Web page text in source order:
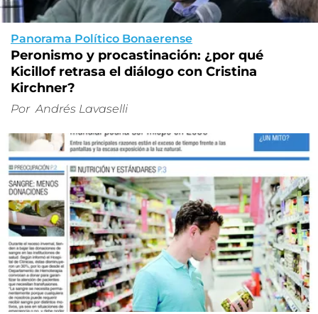
Panorama Político Bonaerense
Peronismo y procastinación: ¿por qué
Kicillof retrasa el diálogo con Cristina
Kirchner?
Por Andrés Lavaselli